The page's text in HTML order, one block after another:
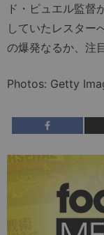
ド・ピュエル監督
していたレスター
の爆発なるか、注
Photos: Getty